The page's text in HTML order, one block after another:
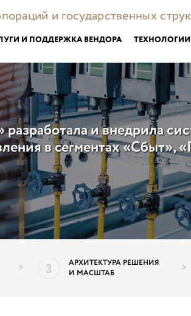
и государственных
И ПОДДЕРЖКА ВЕНДОРА ТЕХНОЛОГИИ
и внедрила
в сегментах «Сбыт»,
> 3
АРХИТЕКТУРА РЕШЕНИЯ
И МАСШТАБ
>